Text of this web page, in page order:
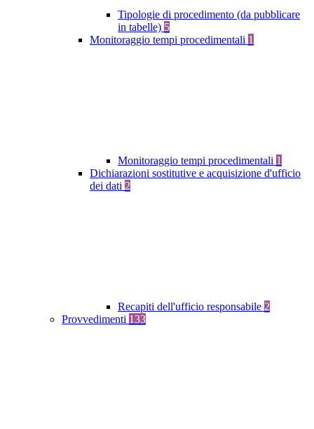
Tipologie di procedimento (da pubblicare
in tabelle) 5
Monitoraggio tempi procedimentali 1
Monitoraggio tempi procedimentali 1
Dichiarazioni sostitutive e acquisizione d'ufficio
dei dati 2
Recapiti dell'ufficio responsabile 2
Provvedimenti 133